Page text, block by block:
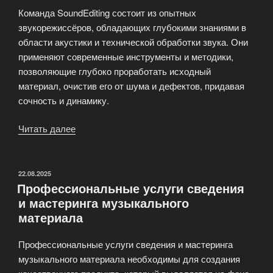
Команда SoundEditing состоит из опытных
звукорежиссёров, обладающих глубокими знаниями в
области акустики и технической обработки звука. Они
применяют современные инструменты и методики,
позволяющие глубоко проработать исходный
материал, очистив его от шума и дефектов, придавая
сочность и динамику.
Читать далее
SoundEditing»
ОПУБЛИКОВАНО
22.08.2025
Профессиональные услуги сведения
и мастеринга музыкального
материала
Профессиональные услуги сведения и мастеринга
музыкального материала необходимы для создания